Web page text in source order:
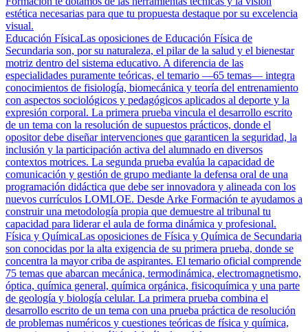
estética necesarias para que tu propuesta destaque por su excelencia
visual.
Educación FísicaLas oposiciones de Educación Física de
Secundaria son, por su naturaleza, el pilar de la salud y el bienestar
motriz dentro del sistema educativo. A diferencia de las
especialidades puramente teóricas, el temario —65 temas— integra
conocimientos de fisiología, biomecánica y teoría del entrenamiento
con aspectos sociológicos y pedagógicos aplicados al deporte y la
expresión corporal. La primera prueba vincula el desarrollo escrito
de un tema con la resolución de supuestos prácticos, donde el
opositor debe diseñar intervenciones que garanticen la seguridad, la
inclusión y la participación activa del alumnado en diversos
contextos motrices. La segunda prueba evalúa la capacidad de
comunicación y gestión de grupo mediante la defensa oral de una
programación didáctica que debe ser innovadora y alineada con los
nuevos currículos LOMLOE. Desde Arke Formación te ayudamos a
construir una metodología propia que demuestre al tribunal tu
capacidad para liderar el aula de forma dinámica y profesional.
Física y QuímicaLas oposiciones de Física y Química de Secundaria
son conocidas por la alta exigencia de su primera prueba, donde se
concentra la mayor criba de aspirantes. El temario oficial comprende
75 temas que abarcan mecánica, termodinámica, electromagnetismo,
óptica, química general, química orgánica, fisicoquímica y una parte
de geología y biología celular. La primera prueba combina el
desarrollo escrito de un tema con una prueba práctica de resolución
de problemas numéricos y cuestiones teóricas de física y química,